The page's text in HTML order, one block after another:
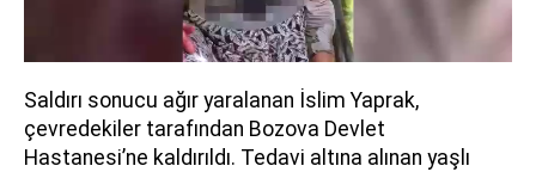
Saldırı sonucu ağır yaralanan İslim Yaprak,
çevredekiler tarafından Bozova Devlet
Hastanesi’ne kaldırıldı. Tedavi altına alınan yaşlı